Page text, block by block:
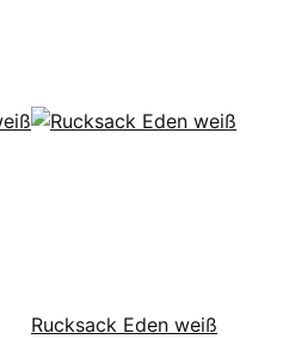
Rucksack Eden weiß